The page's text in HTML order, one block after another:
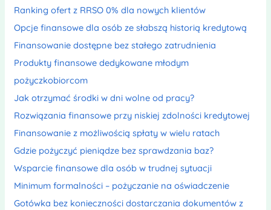
Ranking ofert z RRSO 0% dla nowych klientów
Opcje finansowe dla osób ze słabszą historią kredytową
Finansowanie dostępne bez stałego zatrudnienia
Produkty finansowe dedykowane młodym
pożyczkobiorcom
Jak otrzymać środki w dni wolne od pracy?
Rozwiązania finansowe przy niskiej zdolności kredytowej
Finansowanie z możliwością spłaty w wielu ratach
Gdzie pożyczyć pieniądze bez sprawdzania baz?
Wsparcie finansowe dla osób w trudnej sytuacji
Minimum formalności – pożyczanie na oświadczenie
Gotówka bez konieczności dostarczania dokumentów z